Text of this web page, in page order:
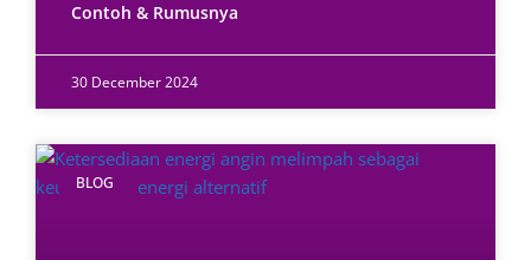
Contoh & Rumusnya
30 December 2024
BLOG